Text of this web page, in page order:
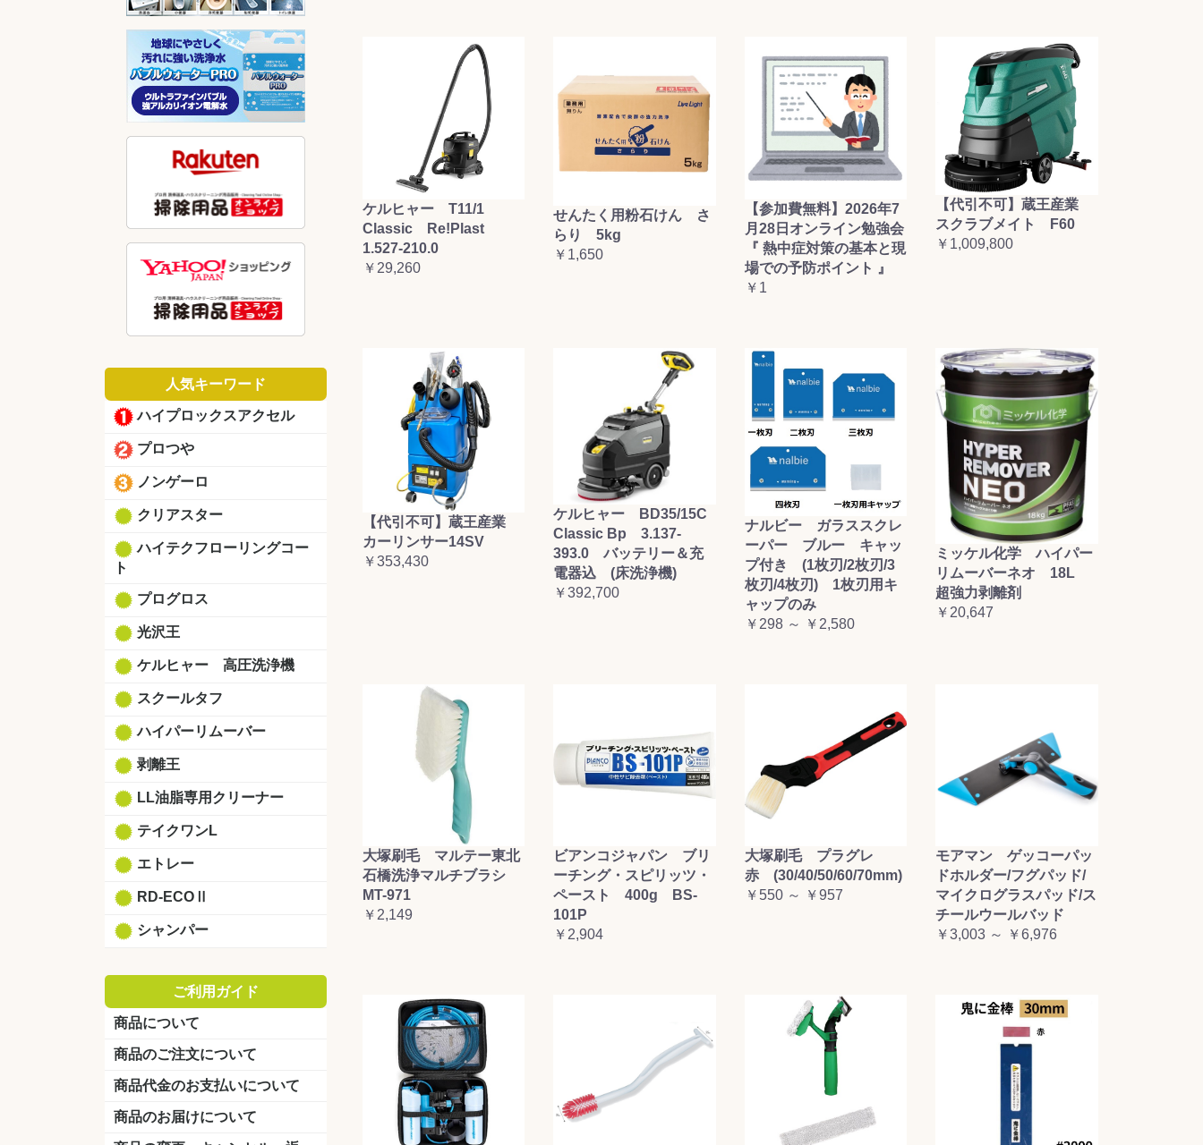
人気キーワード
ハイプロックスアクセル
プロつや
ノンゲーロ
クリアスター
ハイテクフローリングコー
ト
プログロス
光沢王
ケルヒャー 高圧洗浄機
スクールタフ
ハイパーリムーバー
剥離王
LL油脂専用クリーナー
テイクワンL
エトレー
RD-ECOⅡ
シャンパー
ご利用ガイド
商品について
商品のご注文について
商品代金のお支払いについて
商品のお届けについて
ケルヒャー T11/1
Classic Re!Plast
1.527-210.0
￥29,260
せんたく用粉石けん さ
らり 5kg
￥1,650
【参加費無料】2026年7
月28日オンライン勉強会
『 熱中症対策の基本と現
場での予防ポイント 』
￥1
【代引不可】蔵王産業
スクラブメイト F60
￥1,009,800
【代引不可】蔵王産業
カーリンサー14SV
￥353,430
ケルヒャー BD35/15C
Classic Bp 3.137-
393.0 バッテリー＆充
電器込 (床洗浄機)
￥392,700
ナルビー ガラススクレ
ーパー ブルー キャッ
プ付き (1枚刃/2枚刃/3
枚刃/4枚刃) 1枚刃用キ
ャップのみ
￥298 ～ ￥2,580
ミッケル化学 ハイパー
リムーバーネオ 18L
超強力剥離剤
￥20,647
大塚刷毛 マルテー東北
石橋洗浄マルチブラシ
MT-971
￥2,149
ビアンコジャパン ブリ
ーチング・スピリッツ・
ペースト 400g BS-
101P
￥2,904
大塚刷毛 プラグレ
赤 (30/40/50/60/70mm)
￥550 ～ ￥957
モアマン ゲッコーパッ
ドホルダー/フグパッド/
マイクログラスパッド/ス
チールウールバッド
￥3,003 ～ ￥6,976